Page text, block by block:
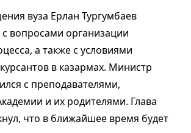
вуза Ерлан Тургумбаев
вопросами организации
а также с условиями
в казармах. Министр
с преподавателями,
и их родителями. Глава
что в ближайшее время будет